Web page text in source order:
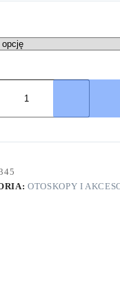
OTOSKOPY I